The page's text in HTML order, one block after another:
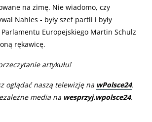
na zimę. Nie wiadomo, czy
Nahles - były szef partii i były
Europejskiego Martin Schulz
rękawicę.
artykułu!
oglądać naszą telewizję na wPolsce24.
media na wesprzyj.wpolsce24.